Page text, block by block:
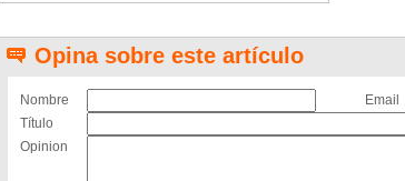
Opina sobre este artículo
Nombre
Email
Título
Opinion